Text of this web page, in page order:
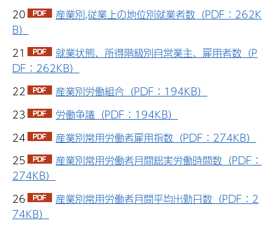
20
産業別,従業上の地位別就業者数（PDF：262K
B）
21
就業状態、所得階級別自営業主、雇用者数（P
DF：262KB）
22
産業別労働組合（PDF：194KB）
23
労働争議（PDF：194KB）
24
産業別常用労働者雇用指数（PDF：274KB）
25
産業別常用労働者月間総実労働時間数（PDF：
274KB）
26
産業別常用労働者月間平均出勤日数（PDF：2
74KB）